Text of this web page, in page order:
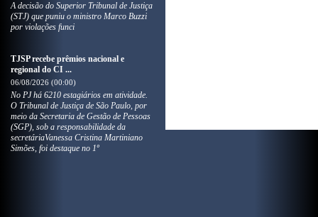
A decisão do Superior Tribunal de Justiça
(STJ) que puniu o ministro Marco Buzzi
por violações funci
TJSP recebe prêmios nacional e
regional do CI ...
06/08/2026 (00:00)
No PJ há 6210 estagiários em atividade.
O Tribunal de Justiça de São Paulo, por
meio da Secretaria de Gestão de Pessoas
(SGP), sob a responsabilidade da
secretáriaVanessa Cristina Martiniano
Simões, foi destaque no 1º